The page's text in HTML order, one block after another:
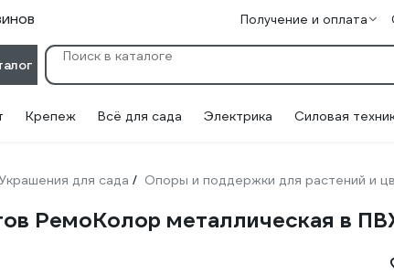
Получение и оплата
Крепеж Всё для сада Электрика Силовая
Украшения для сада / Опоры и поддержки для растений и
РемоКолор металлическая в